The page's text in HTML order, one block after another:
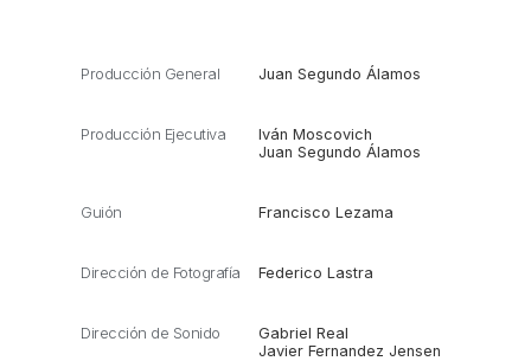
Producción General Juan Segundo Álamos
Producción Ejecutiva
Iván Moscovich
Juan Segundo Álamos
Guión Francisco Lezama
Dirección de Fotografía Federico Lastra
Dirección de Sonido
Gabriel Real
Javier Fernandez Jensen